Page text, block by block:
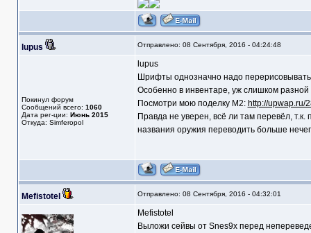
lupus Отправлено: 08 Сентября, 2016 - 04:24:48
Покинул форум
Сообщений всего: 1060
Дата рег-ции: Июнь 2015
Откуда: Simferopol
lupus
Шрифты однозначно надо
Особенно в инвентаре, уж слишком
Посмотри мою поделку М2: http://upwap.ru/
Правда не уверен, всё ли там перевёл,
названия оружия переводить больше
Mefistotel Отправлено: 08 Сентября, 2016 - 04:32:01
Mefistotel
Выложи сейвы от Snes9x перед